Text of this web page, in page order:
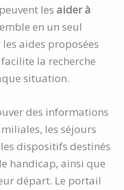
les aider à
en un seul
aides proposées
la recherche
situation.
des informations
les séjours
dispositifs destinés
handicap, ainsi que
départ. Le portail